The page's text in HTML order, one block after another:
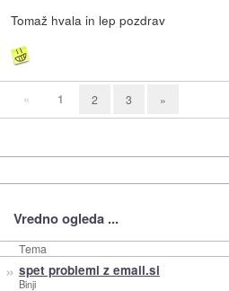
Tomaž hvala in lep pozdrav
« 1 2 3 »
Vredno ogleda ...
Tema
» spet problemi z email.si
Binji